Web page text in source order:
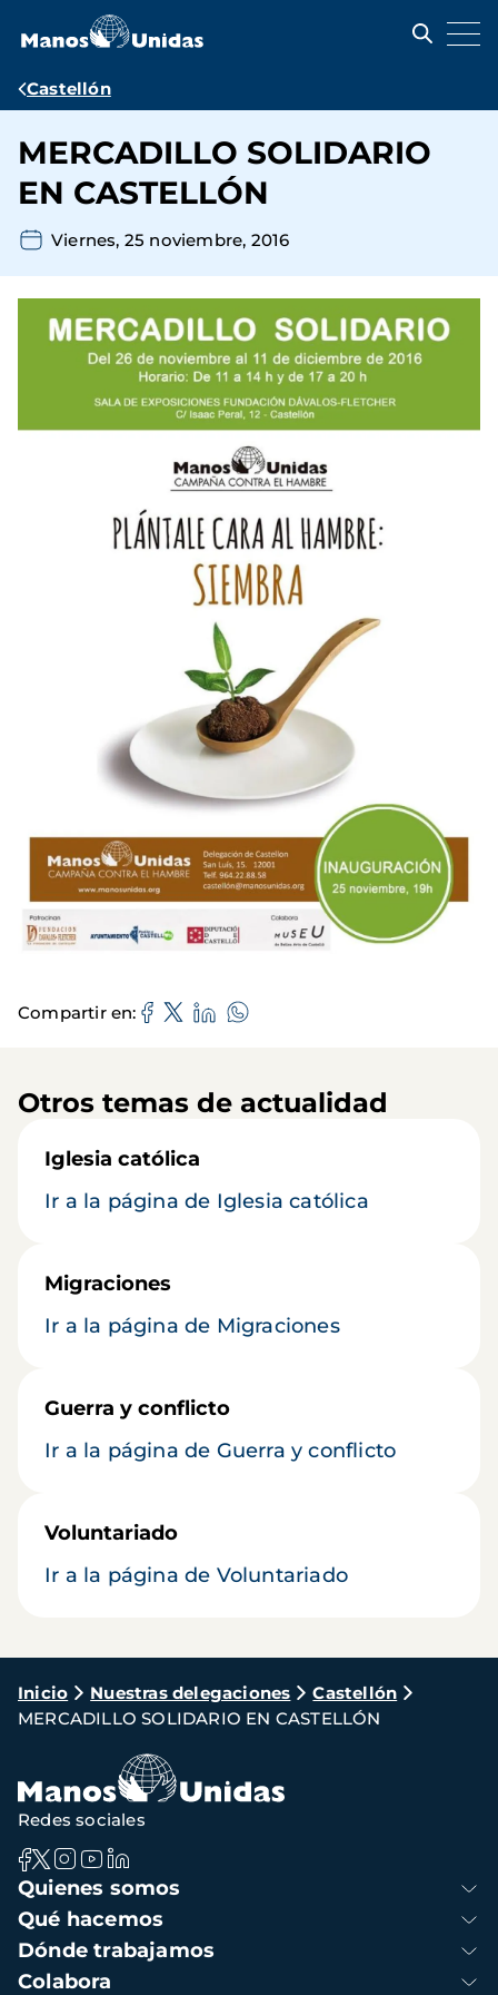
contenido
Ruta
navegación
Castellón
MERCADILLO SOLIDARIO
EN CASTELLÓN
Viernes, 25 noviembre, 2016
Compartir en
Otros temas de actualidad
Iglesia católica
Ir a la página de Iglesia católica
Migraciones
Ir a la página de Migraciones
Guerra y conflicto
Ir a la página de Guerra y conflicto
Voluntariado
Ir a la página de Voluntariado
Ruta
de
navegación
Inicio Nuestras delegaciones
Castellón
MERCADILLO SOLIDARIO EN CASTELLÓN
Navegación
principal
Quienes somos
Qué hacemos
Dónde trabajamos
Colabora
Redes sociales